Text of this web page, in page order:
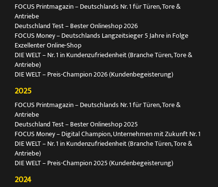
FOCUS Printmagazin – Deutschlands Nr. 1 für Türen, Tore &
Antriebe
Deutschland Test – Bester Onlineshop 2026
FOCUS Money – Deutschlands Langzeitsieger 5 Jahre in Folge
Exzellenter Online-Shop
DIE WELT – Nr. 1 in Kundenzufriedenheit (Branche Türen, Tore &
Antriebe)
DIE WELT – Preis-Champion 2026 (Kundenbegeisterung)
2025
FOCUS Printmagazin – Deutschlands Nr. 1 für Türen, Tore &
Antriebe
Deutschland Test – Bester Onlineshop 2025
FOCUS Money – Digital Champion, Unternehmen mit Zukunft Nr. 1
DIE WELT – Nr. 1 in Kundenzufriedenheit (Branche Türen, Tore &
Antriebe)
DIE WELT – Preis-Champion 2025 (Kundenbegeisterung)
2024